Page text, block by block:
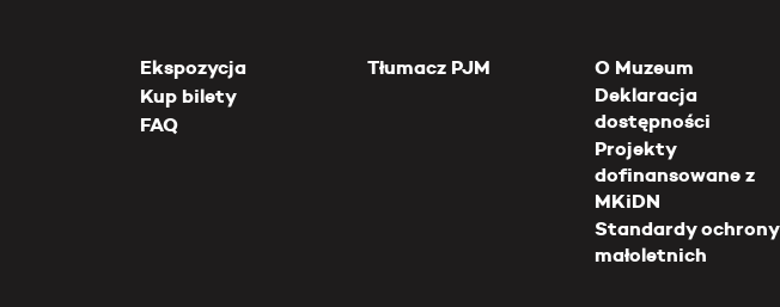
Ekspozycja
Kup bilety
FAQ
Tłumacz PJM
O Muzeum
Deklaracja
dostępności
Projekty
dofinansowane z
MKiDN
Standardy ochrony
małoletnich